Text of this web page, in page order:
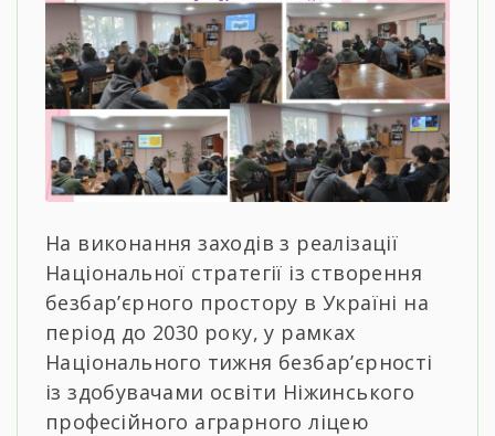
На виконання заходів з реалізації
Національної стратегії із створення
безбар’єрного простору в Україні на
період до 2030 року, у рамках
Національного тижня безбар’єрності
із здобувачами освіти Ніжинського
професійного аграрного ліцею